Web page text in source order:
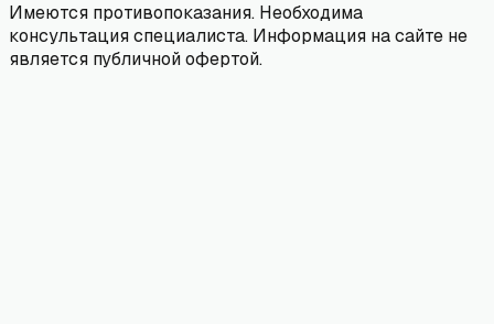
Имеются противопоказания. Необходима
консультация специалиста. Информация на сайте не
является публичной офертой.